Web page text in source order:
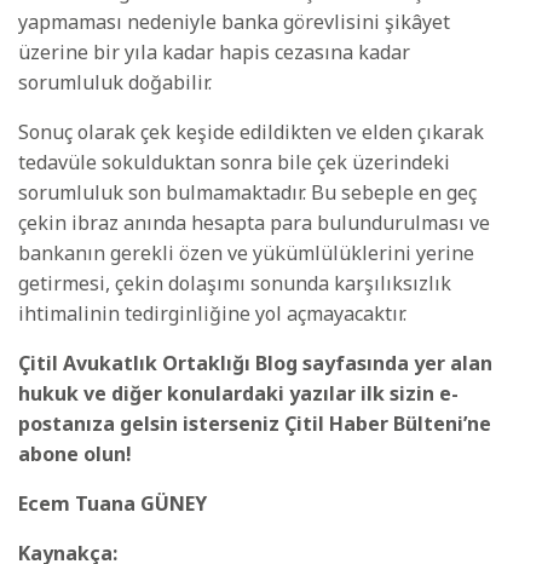
yapmaması nedeniyle banka görevlisini şikâyet
üzerine bir yıla kadar hapis cezasına kadar
sorumluluk doğabilir.
Sonuç olarak çek keşide edildikten ve elden çıkarak
tedavüle sokulduktan sonra bile çek üzerindeki
sorumluluk son bulmamaktadır. Bu sebeple en geç
çekin ibraz anında hesapta para bulundurulması ve
bankanın gerekli özen ve yükümlülüklerini yerine
getirmesi, çekin dolaşımı sonunda karşılıksızlık
ihtimalinin tedirginliğine yol açmayacaktır.
Çitil Avukatlık Ortaklığı Blog sayfasında yer alan
hukuk ve diğer konulardaki yazılar ilk sizin e-
postanıza gelsin isterseniz Çitil Haber Bülteni’ne
abone olun!
Ecem Tuana GÜNEY
Kaynakça: